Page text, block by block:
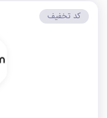
کد تخفیف